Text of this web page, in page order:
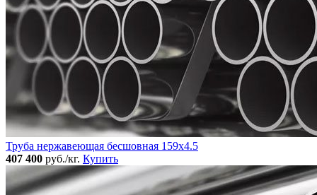
Труба нержавеющая бесшовная 159x4.5
407 400 руб./кг. Купить